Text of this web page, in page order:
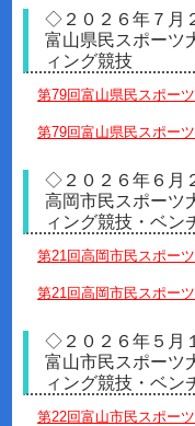
◇２０２６年７月
富山県民スポー
ィング競技
第79回富山県民スポー
第79回富山県民スポ
◇２０２６年６月
高岡市民スポー
ィング競技・ベン
第21回高岡市民スポー
第21回高岡市民スポ
◇２０２６年５月
富山市民スポー
ィング競技・ベン
第22回富山市民スポー